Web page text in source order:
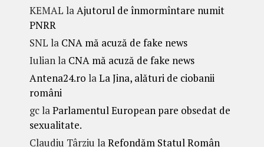
KEMAL la Ajutorul de înmormîntare numit
PNRR
SNL la CNA mă acuză de fake news
Iulian la CNA mă acuză de fake news
Antena24.ro la La Jina, alături de ciobanii
români
gcla Parlamentul European pare obsedat de
sexualitate.
Claudiu Târziu la Refondăm Statul Român